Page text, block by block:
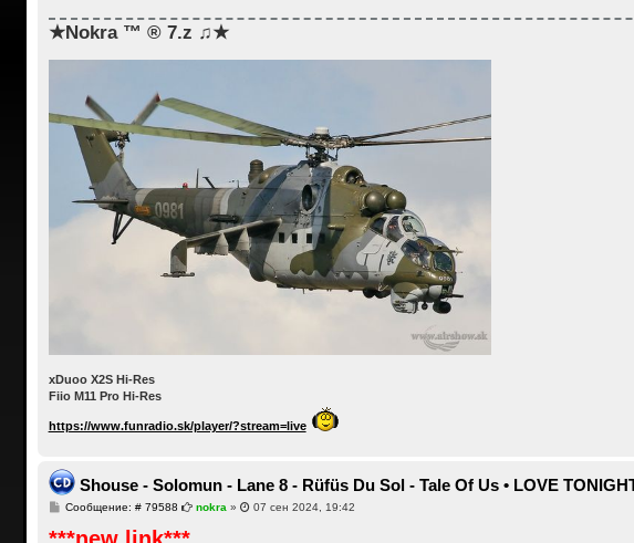
★Nokra ™ ® 7.z ♫★
xDuoo X2S Hi-Res
Fiio M11 Pro Hi-Res
https://www.funradio.sk/player/?stream=live
Shouse - Solomun - Lane 8 - Rüfüs Du Sol - Tale Of Us • LOVE
Сообщение: # 79588 С
о
nokra » 07 сен 2024, 19:42
***new link***